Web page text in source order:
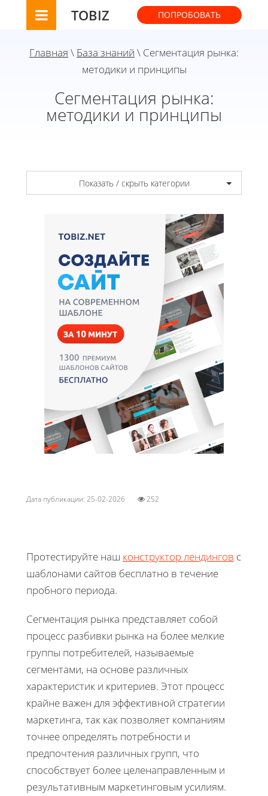
TOBIZ ПОПРОБОВАТЬ
Главная \ База знаний \ Сегментация рынка:
методики и принципы
Сегментация рынка:
методики и принципы
Показать / скрыть категории
Дата публикации: 25-02-2026 252
Протестируйте наш конструктор лендингов с
шаблонами сайтов бесплатно в течение
пробного периода.
Сегментация рынка представляет собой
процесс разбивки рынка на более мелкие
группы потребителей, называемые
сегментами, на основе различных
характеристик и критериев. Этот процесс
крайне важен для эффективной стратегии
маркетинга, так как позволяет компаниям
точнее определять потребности и
предпочтения различных групп, что
способствует более целенаправленным и
результативным маркетинговым усилиям.